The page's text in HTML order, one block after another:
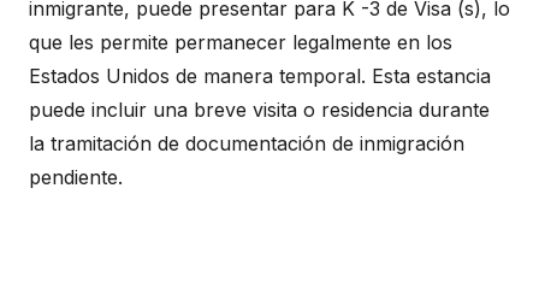
inmigrante, puede presentar para K -3 de Visa (s), lo
que les permite permanecer legalmente en los
Estados Unidos de manera temporal. Esta estancia
puede incluir una breve visita o residencia durante
la tramitación de documentación de inmigración
pendiente.